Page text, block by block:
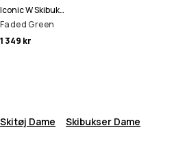
Iconic W Skibukser Dame
Faded Green
1 349 kr
Skitøj Dame Skibukser Dame